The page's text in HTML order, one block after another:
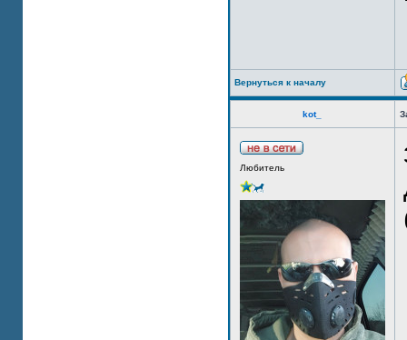
Вернуться к началу
kot_
Любитель